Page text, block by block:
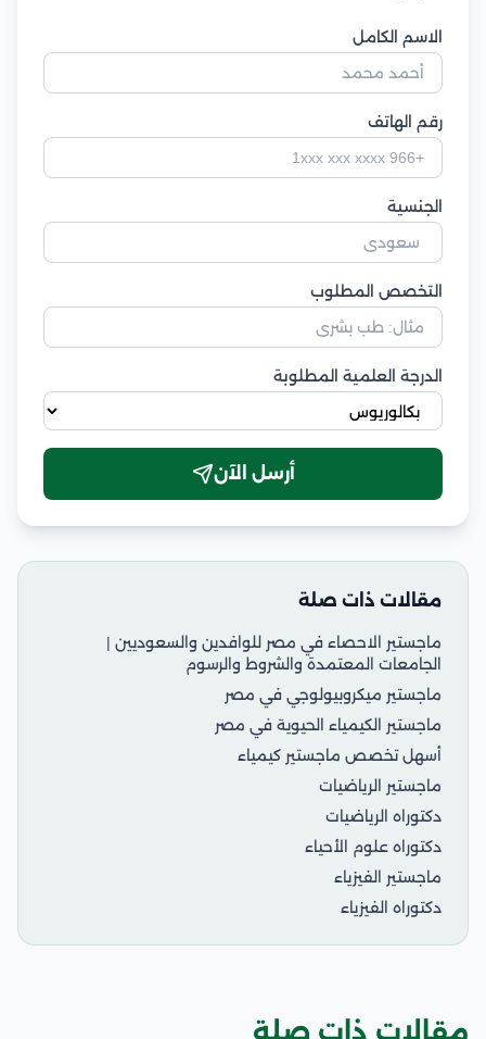
الاسم الكامل
رقم الهاتف
الجنسية
التخصص المطلوب
الدرجة العلمية المطلوبة
أرسل الآن
مقالات ذات صلة
ماجستير الاحصاء في مصر للوافدين والسعوديين |
الجامعات المعتمدة والشروط والرسوم
ماجستير ميكروبيولوجي في مصر
ماجستير الكيمياء الحيوية في مصر
أسهل تخصص ماجستير كيمياء
ماجستير الرياضيات
دكتوراه الرياضيات
دكتوراه علوم الأحياء
ماجستير الفيزياء
دكتوراه الفيزياء
مقالات ذات صلة